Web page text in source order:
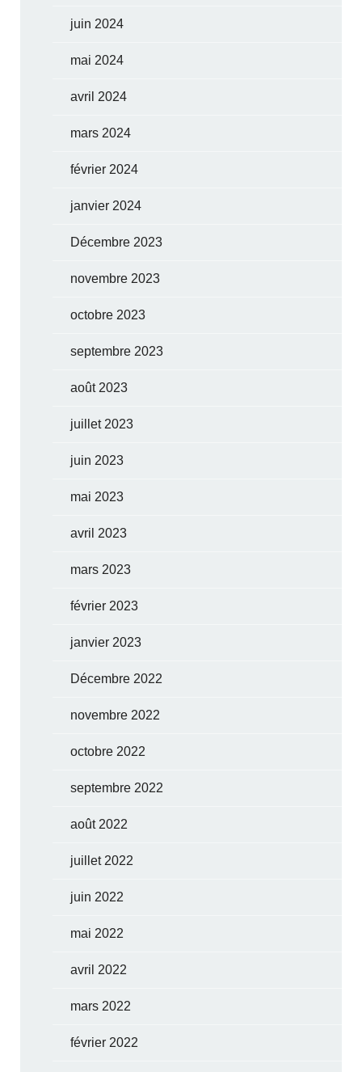
juin 2024
mai 2024
avril 2024
mars 2024
février 2024
janvier 2024
Décembre 2023
novembre 2023
octobre 2023
septembre 2023
août 2023
juillet 2023
juin 2023
mai 2023
avril 2023
mars 2023
février 2023
janvier 2023
Décembre 2022
novembre 2022
octobre 2022
septembre 2022
août 2022
juillet 2022
juin 2022
mai 2022
avril 2022
mars 2022
février 2022